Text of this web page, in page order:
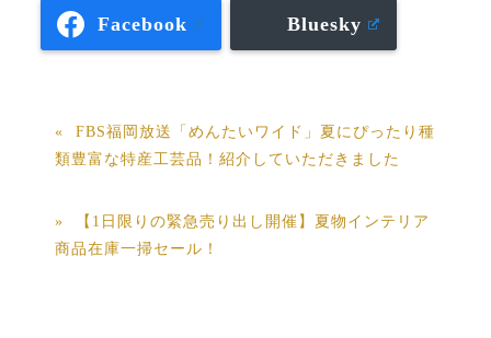
Facebook Bluesky
FBS福岡放送「めんたいワイド」夏にぴったり種
類豊富な特産工芸品！紹介していただきました
【1日限りの緊急売り出し開催】夏物インテリア
商品在庫一掃セール！